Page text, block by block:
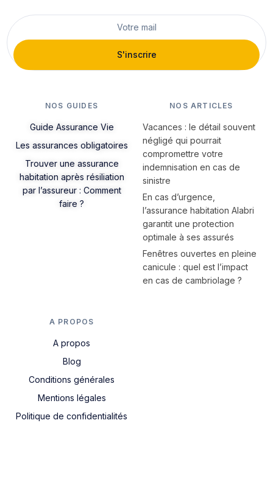
S'inscrire
NOS GUIDES
Guide Assurance Vie
Les assurances obligatoires
Trouver une assurance
habitation après résiliation
par l’assureur : Comment
faire ?
NOS ARTICLES
Vacances : le détail souvent
négligé qui pourrait
compromettre votre
indemnisation en cas de
sinistre
En cas d’urgence,
l’assurance habitation Alabri
garantit une protection
optimale à ses assurés
Fenêtres ouvertes en pleine
canicule : quel est l’impact
en cas de cambriolage ?
A PROPOS
A propos
Blog
Conditions générales
Mentions légales
Politique de confidentialités